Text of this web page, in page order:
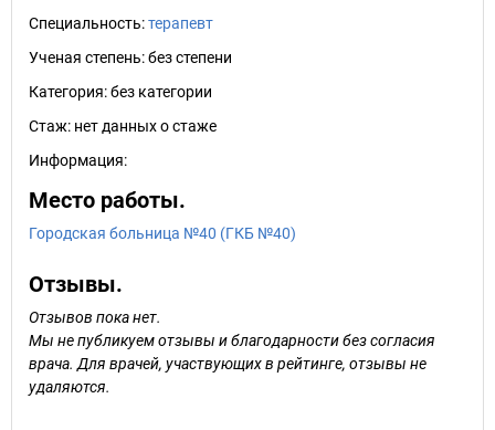
Специальность:терапевт
Ученая степень:без степени
Категория:без категории
Стаж: нет данных о стаже
Информация:
Место работы.
Городская больница №40 (ГКБ №40)
Отзывы.
Отзывов пока нет.
Мы не публикуем отзывы и благодарности без согласия
врача. Для врачей, участвующих в рейтинге, отзывы не
удаляются.